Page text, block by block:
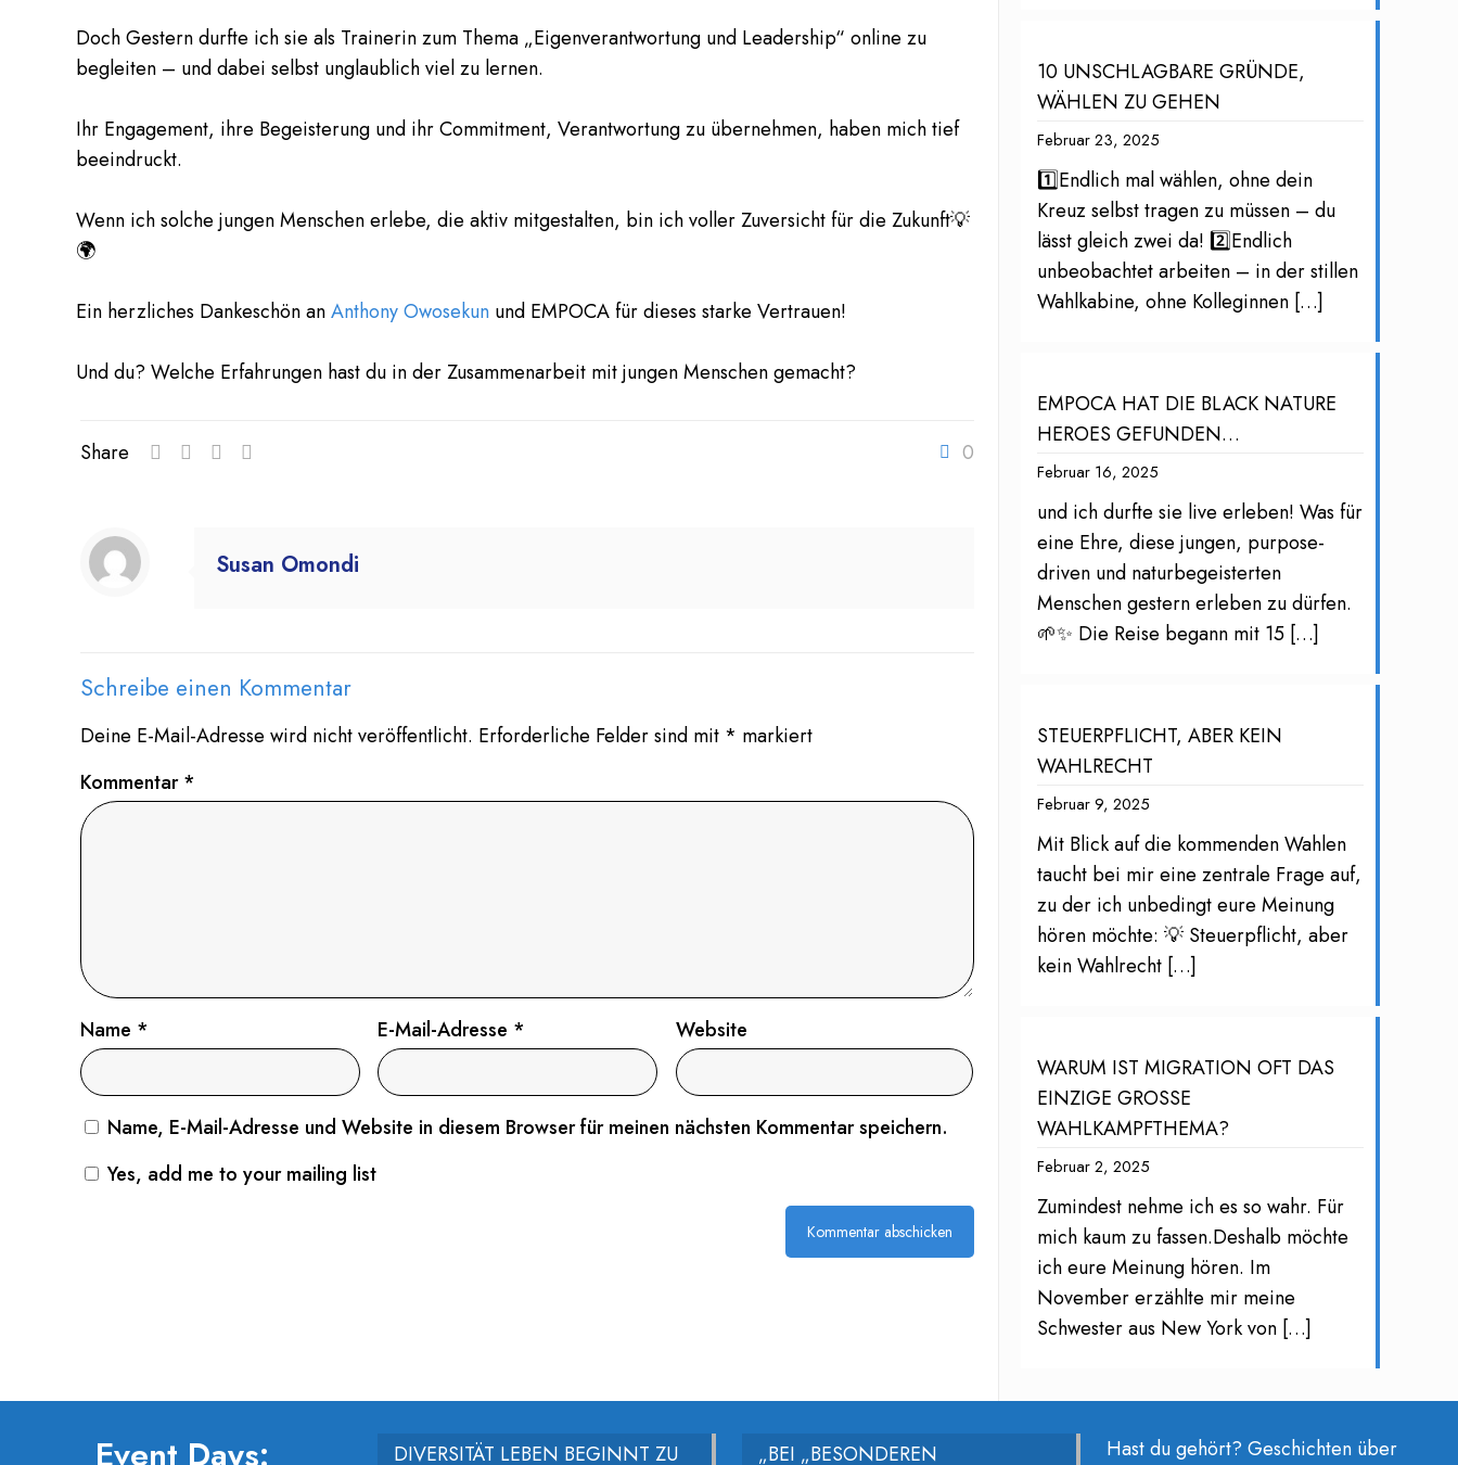
Doch Gestern durfte ich sie als Trainerin zum Thema „Eigenverantwortung und Leadership“ online zu
begleiten – und dabei selbst unglaublich viel zu lernen.
Ihr Engagement, ihre Begeisterung und ihr Commitment, Verantwortung zu übernehmen, haben mich tief
beeindruckt.
Wenn ich solche jungen Menschen erlebe, die aktiv mitgestalten, bin ich voller Zuversicht für die Zukunft💡
🌍
Ein herzliches Dankeschön anAnthony Owosekun und EMPOCA für dieses starke Vertrauen!
Und du? Welche Erfahrungen hast du in der Zusammenarbeit mit jungen Menschen gemacht?
Share 0
Susan Omondi
Schreibe einen Kommentar
Deine E-Mail-Adresse wird nicht veröffentlicht. Erforderliche Felder sind mit * markiert
Kommentar*
Name * E-Mail-Adresse * Website
Name, E-Mail-Adresse und Website in diesem Browser für meinen nächsten Kommentar speichern.
Yes, add me to your mailing list
10 UNSCHLAGBARE GRÜNDE,
WÄHLEN ZU GEHEN
Februar 23, 2025
1️⃣Endlich mal wählen, ohne dein
Kreuz selbst tragen zu müssen – du
lässt gleich zwei da! 2️⃣Endlich
unbeobachtet arbeiten – in der stillen
Wahlkabine, ohne Kolleginnen […]
EMPOCA HAT DIE BLACK NATURE
HEROES GEFUNDEN…
Februar 16, 2025
und ich durfte sie live erleben! Was für
eine Ehre, diese jungen, purpose-
driven und naturbegeisterten
Menschen gestern erleben zu dürfen.
🌱✨ Die Reise begann mit 15 […]
STEUERPFLICHT, ABER KEIN
WAHLRECHT
Februar 9, 2025
Mit Blick auf die kommenden Wahlen
taucht bei mir eine zentrale Frage auf,
zu der ich unbedingt eure Meinung
hören möchte: 💡 Steuerpflicht, aber
kein Wahlrecht […]
WARUM IST MIGRATION OFT DAS
EINZIGE GROSSE
WAHLKAMPFTHEMA?
Februar 2, 2025
Zumindest nehme ich es so wahr. Für
mich kaum zu fassen.Deshalb möchte
ich eure Meinung hören. Im
November erzählte mir meine
Schwester aus New York von […]
Event Days: DIVERSITÄT LEBEN BEGINNT ZU „BEI „BESONDEREN Hast du gehört? Geschichten über